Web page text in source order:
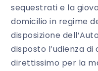
sequestrati e la
domicilio in regime
disposizione
disposto l’udienza di
direttissimo per la